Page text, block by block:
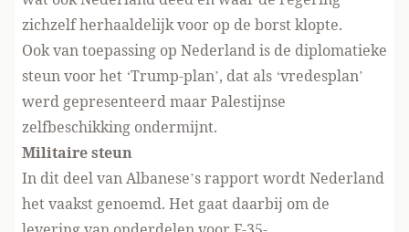
zichzelf herhaaldelijk voor op de borst klopte.
Ook van toepassing op Nederland is de diplomatieke
steun voor het ‘Trump-plan’, dat als ‘vredesplan’
werd gepresenteerd maar Palestijnse
zelfbeschikking ondermijnt.
Militaire steun
In dit deel van Albanese’s rapport wordt Nederland
het vaakst genoemd. Het gaat daarbij om de